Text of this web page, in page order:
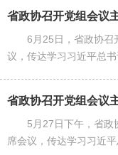
6月25日，省政协召
议，传达学习习近平总
5月27日下午，省政
席会议，传达学习习近